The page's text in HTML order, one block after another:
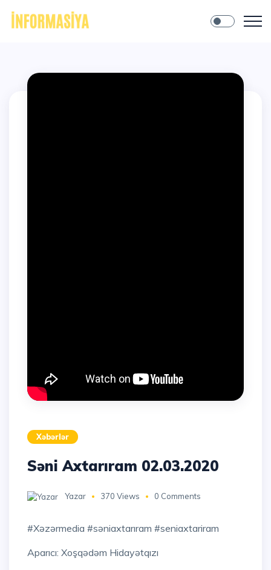
Xəbərlər
Səni Axtarıram 02.03.2020
Yazar 370 Views 0 Comments
#xəzərmedia #səniaxtarıram #seniaxtariram
Aparıcı: Xoşqədəm Hidayətqızı